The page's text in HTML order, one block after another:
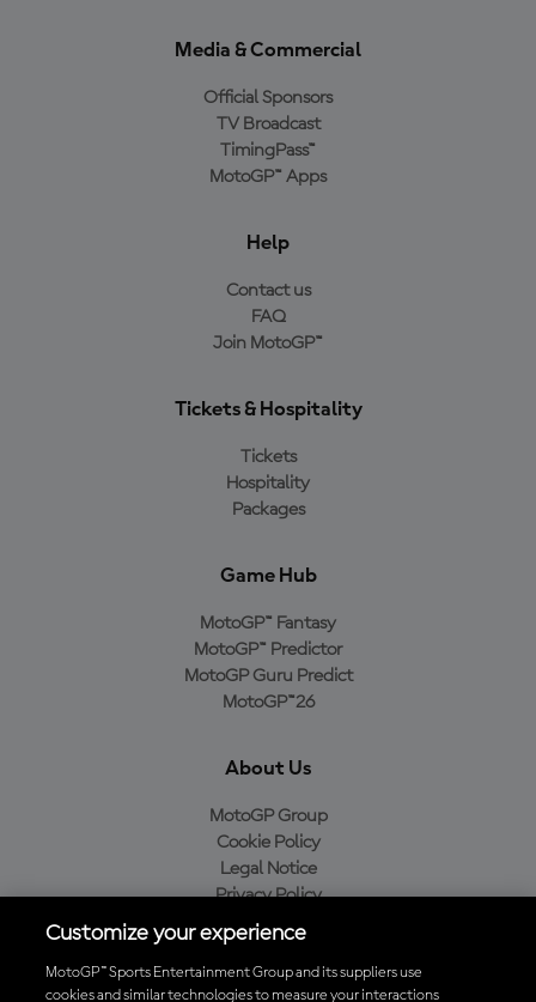
Media & Commercial
Official Sponsors
TV Broadcast
TimingPass™
MotoGP™ Apps
Help
Contact us
FAQ
Join MotoGP™
Tickets & Hospitality
Tickets
Hospitality
Packages
Game Hub
MotoGP™ Fantasy
MotoGP™ Predictor
MotoGP Guru Predict
MotoGP™26
About Us
MotoGP Group
Cookie Policy
Legal Notice
Privacy Policy
Purchase Policy
Customize your experience
MotoGP™ Sports Entertainment Group and its suppliers use
cookies and similar technologies to measure your interactions